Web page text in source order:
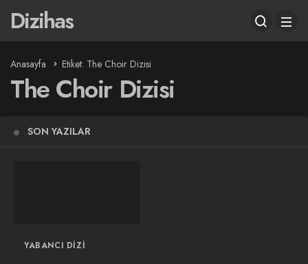
Dizihas
Anasayfa Etiket: The Choir Dizisi
The Choir Dizisi
SON YAZILAR
YABANCI DIZI